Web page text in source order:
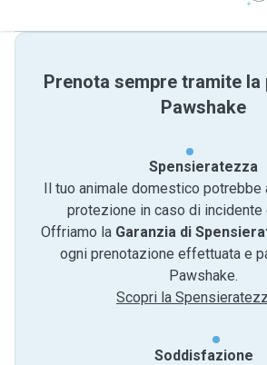
Prenota sempre tramite
Pawshake
Spensieratezza
Il tuo animale domestico potrebbe
protezione in caso di incidente
Offriamo la Garanzia di
ogni prenotazione effettuata e
Pawshake.
Scopri la
Soddisfazione